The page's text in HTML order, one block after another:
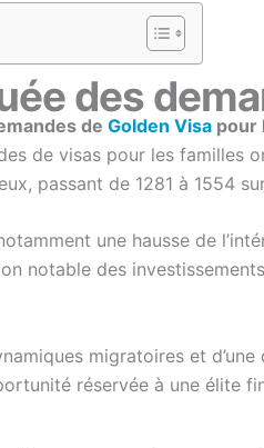
des
de Golden Visa pour
de visas pour les
passant de 1281 à 1554
une hausse de
notable des
migratoires et
réservée à une élite